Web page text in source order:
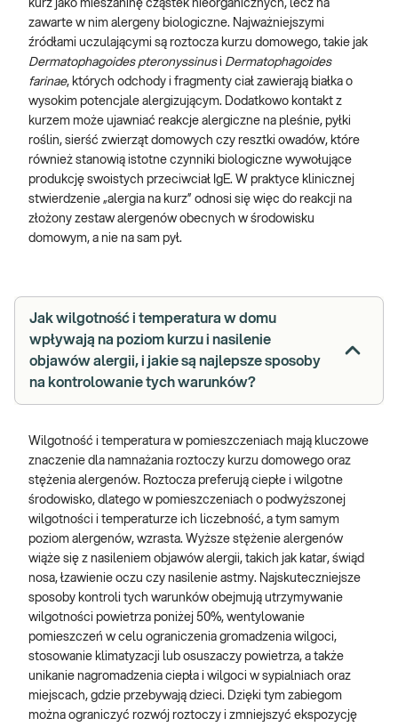
kurz jako mieszaninę cząstek nieorganicznych, lecz na
zawarte w nim alergeny biologiczne. Najważniejszymi
źródłami uczulającymi są roztocza kurzu domowego, takie jak
Dermatophagoides pteronyssinusi Dermatophagoides
farinae, których odchody i fragmenty ciał zawierają białka o
wysokim potencjale alergizującym. Dodatkowo kontakt z
kurzem może ujawniać reakcje alergiczne na pleśnie, pyłki
roślin, sierść zwierząt domowych czy resztki owadów, które
również stanowią istotne czynniki biologiczne wywołujące
produkcję swoistych przeciwciał IgE. W praktyce klinicznej
stwierdzenie „alergia na kurz” odnosi się więc do reakcji na
złożony zestaw alergenów obecnych w środowisku
domowym, a nie na sam pył.
Jak wilgotność i temperatura w domu
wpływają na poziom kurzu i nasilenie
objawów alergii, i jakie są najlepsze sposoby
na kontrolowanie tych warunków?
Wilgotność i temperatura w pomieszczeniach mają kluczowe
znaczenie dla namnażania roztoczy kurzu domowego oraz
stężenia alergenów. Roztocza preferują ciepłe i wilgotne
środowisko, dlatego w pomieszczeniach o podwyższonej
wilgotności i temperaturze ich liczebność, a tym samym
poziom alergenów, wzrasta. Wyższe stężenie alergenów
wiąże się z nasileniem objawów alergii, takich jak katar, świąd
nosa, łzawienie oczu czy nasilenie astmy. Najskuteczniejsze
sposoby kontroli tych warunków obejmują utrzymywanie
wilgotności powietrza poniżej 50%, wentylowanie
pomieszczeń w celu ograniczenia gromadzenia wilgoci,
stosowanie klimatyzacji lub osuszaczy powietrza, a także
unikanie nagromadzenia ciepła i wilgoci w sypialniach oraz
miejscach, gdzie przebywają dzieci. Dzięki tym zabiegom
można ograniczyć rozwój roztoczy i zmniejszyć ekspozycję